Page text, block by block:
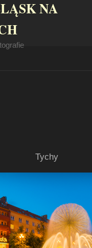
NA
Tychy